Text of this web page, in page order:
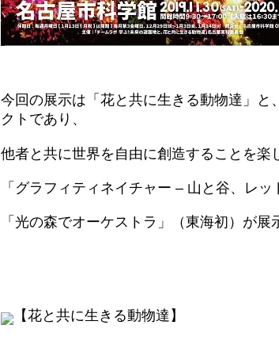
今回の展示は「花と共に生きる動物達」
クトであり、
他者と共に世界を自由に創造することを
「グラフィティネイチャー – 山と谷、レ
「光の森でオーケストラ」（東海初）が展
【花と共に生きる動物達】